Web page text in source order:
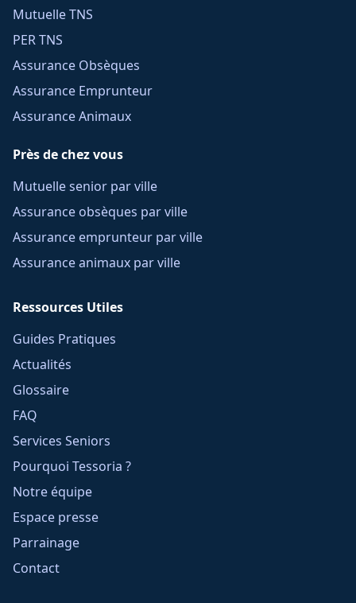
Mutuelle TNS
PER TNS
Assurance Obsèques
Assurance Emprunteur
Assurance Animaux
Près de chez vous
Mutuelle senior par ville
Assurance obsèques par ville
Assurance emprunteur par ville
Assurance animaux par ville
Ressources Utiles
Guides Pratiques
Actualités
Glossaire
FAQ
Services Seniors
Pourquoi Tessoria ?
Notre équipe
Espace presse
Parrainage
Contact